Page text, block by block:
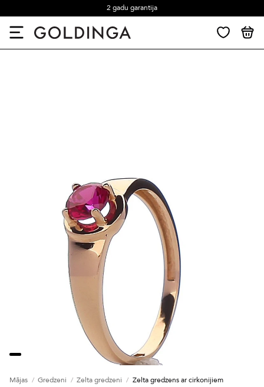
2 gadu garantija
Mājas Gredzeni Zelta gredzeni Zelta gredzens ar cirkonijiem